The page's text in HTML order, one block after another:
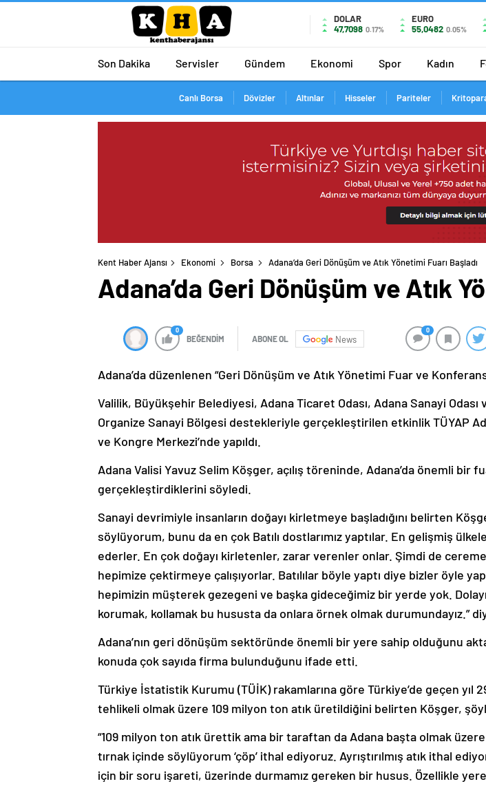
DOLAR
47,7098 0.17%
EURO
55,0482 0.05%
Son Dakika Servisler Gündem Ekonomi Spor Kadın
Canlı Borsa Dövizler Altınlar Hisseler Pariteler
Kent Haber Ajansı Ekonomi Borsa Adana’da Geri Dönüşüm ve Atık Yönetimi Fuarı Başladı
Adana’da Geri Dönüşüm ve Atık
0
BEĞENDİM ABONE OL News
0
Adana’da düzenlenen “Geri Dönüşüm ve Atık Yönetimi Fuar ve
Valilik, Büyükşehir Belediyesi, Adana Ticaret Odası, Adana Sanayi Odası
Organize Sanayi Bölgesi destekleriyle gerçekleştirilen etkinlik TÜYAP
ve Kongre Merkezi’nde yapıldı.
Adana Valisi Yavuz Selim Köşger, açılış töreninde, Adana’da önemli bir
gerçekleştirdiklerini söyledi.
Sanayi devrimiyle insanların doğayı kirletmeye başladığını belirten
söylüyorum, bunu da en çok Batılı dostlarımız yaptılar. En gelişmiş
ederler. En çok doğayı kirletenler, zarar verenler onlar. Şimdi de
hepimize çektirmeye çalışıyorlar. Batılılar böyle yaptı diye bizler öyle
hepimizin müşterek gezegeni ve başka gideceğimiz bir yerde yok.
korumak, kollamak bu hususta da onlara örnek olmak durumundayız.”
Adana’nın geri dönüşüm sektöründe önemli bir yere sahip olduğunu
konuda çok sayıda firma bulunduğunu ifade etti.
Türkiye İstatistik Kurumu (TÜİK) rakamlarına göre Türkiye’de geçen yıl
tehlikeli olmak üzere 109 milyon ton atık üretildiğini belirten Köşger,
“109 milyon ton atık ürettik ama bir taraftan da Adana başta olmak
tırnak içinde söylüyorum ‘çöp’ ithal ediyoruz. Ayrıştırılmış atık ithal
için bir soru işareti, üzerinde durmamız gereken bir husus. Özellikle